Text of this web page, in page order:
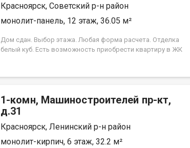
Красноярск, Советский р-н район
монолит-панель, 12 этаж, 36.05 м²
Дом сдан. Выбор этажа. Любая форма расчета. Отделка
белый куб. Есть возможность приобрести квартиру в ЖК
кредита. Под базовую ипотеку сбербанк со ставкой 13.9 %
1-комн, Машиностроителей пр-кт,
д.31
Красноярск, Ленинский р-н район
монолит-кирпич, 6 этаж, 32.2 м²